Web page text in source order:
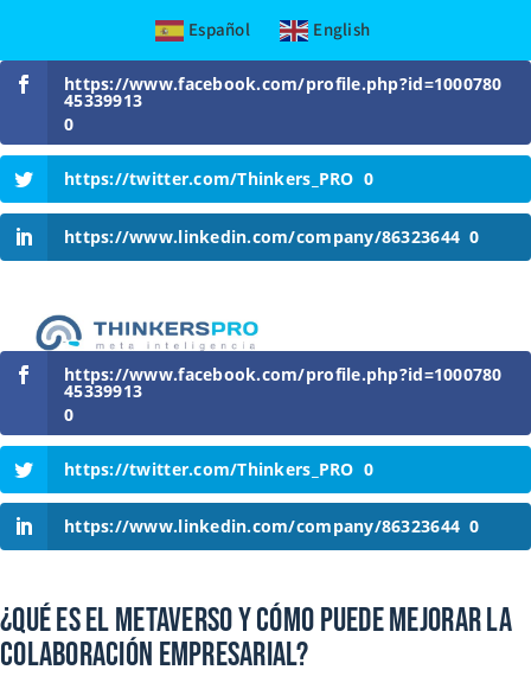
Español English
Skip
to
content
https://www.facebook.com/profile.php?id=1000780
45339913
0
https://twitter.com/Thinkers_PRO 0
https://www.linkedin.com/company/86323644 0
https://www.facebook.com/profile.php?id=1000780
45339913
0
https://twitter.com/Thinkers_PRO 0
https://www.linkedin.com/company/86323644 0
¿Qué Es El Metaverso Y Cómo Puede Mejorar La
Colaboración Empresarial?